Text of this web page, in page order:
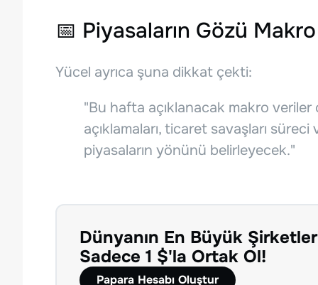
📅 Piyasaların Gözü
Yücel ayrıca şuna dikkat çekti:
"Bu hafta açıklanacak makro veriler
açıklamaları, ticaret savaşları
piyasaların yönünü belirleyecek."
Dünyanın En Büyük
Sadece 1 $'la Ortak Ol!
Papara Hesabı Oluştur